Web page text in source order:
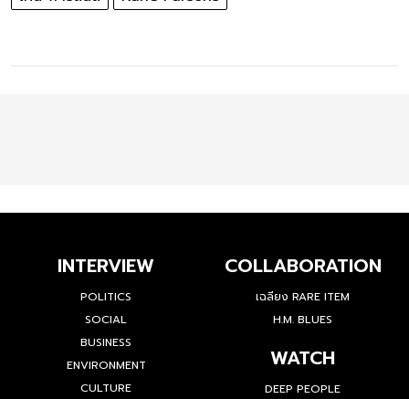
INTERVIEW
POLITICS
SOCIAL
BUSINESS
ENVIRONMENT
COLLABORATION
เฉลียง RARE ITEM
WATCH